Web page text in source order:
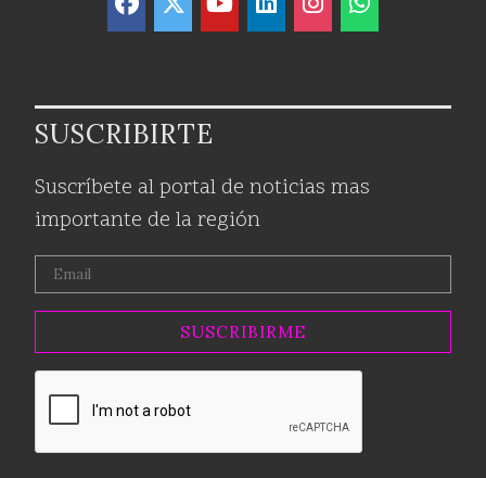
SUSCRIBIRTE
Suscríbete al portal de noticias mas
importante de la región
SUSCRIBIRME